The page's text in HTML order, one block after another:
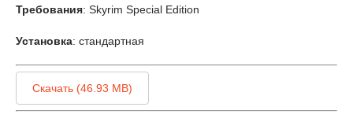
Требования: Skyrim Special Edition
Установка: стандартная
Скачать (46.93 MB)